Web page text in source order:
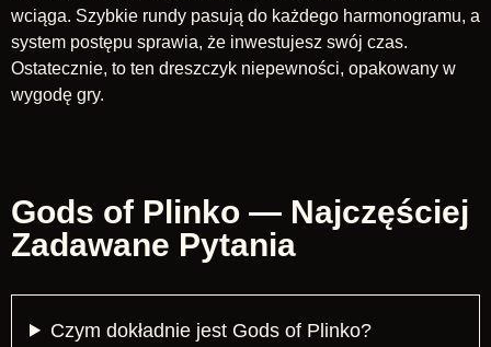
wciąga. Szybkie rundy pasują do każdego harmonogramu, a
system postępu sprawia, że inwestujesz swój czas.
Ostatecznie, to ten dreszczyk niepewności, opakowany w
wygodę gry.
Gods of Plinko — Najczęściej
Zadawane Pytania
Czym dokładnie jest Gods of Plinko?